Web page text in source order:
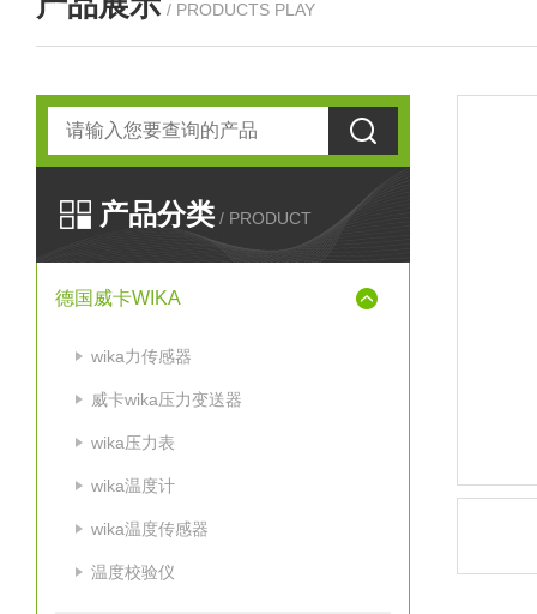
/ PRODUCTS PLAY
产品分类 / PRODUCT
德国威卡WIKA
wika力传感器
威卡wika压力变送器
wika压力表
wika温度计
wika温度传感器
温度校验仪